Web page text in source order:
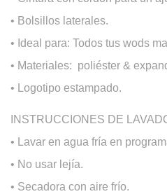
• Bolsillos laterales.
• Ideal para: Todos tus wods
• Materiales: poliéster &
• Logotipo estampado.
INSTRUCCIONES DE
• Lavar en agua fría en
• No usar lejía.
• Secadora con aire frío.